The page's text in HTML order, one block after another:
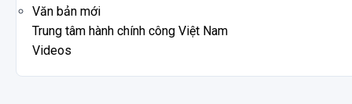
Văn bản mới
Trung tâm hành chính công Việt Nam
Videos